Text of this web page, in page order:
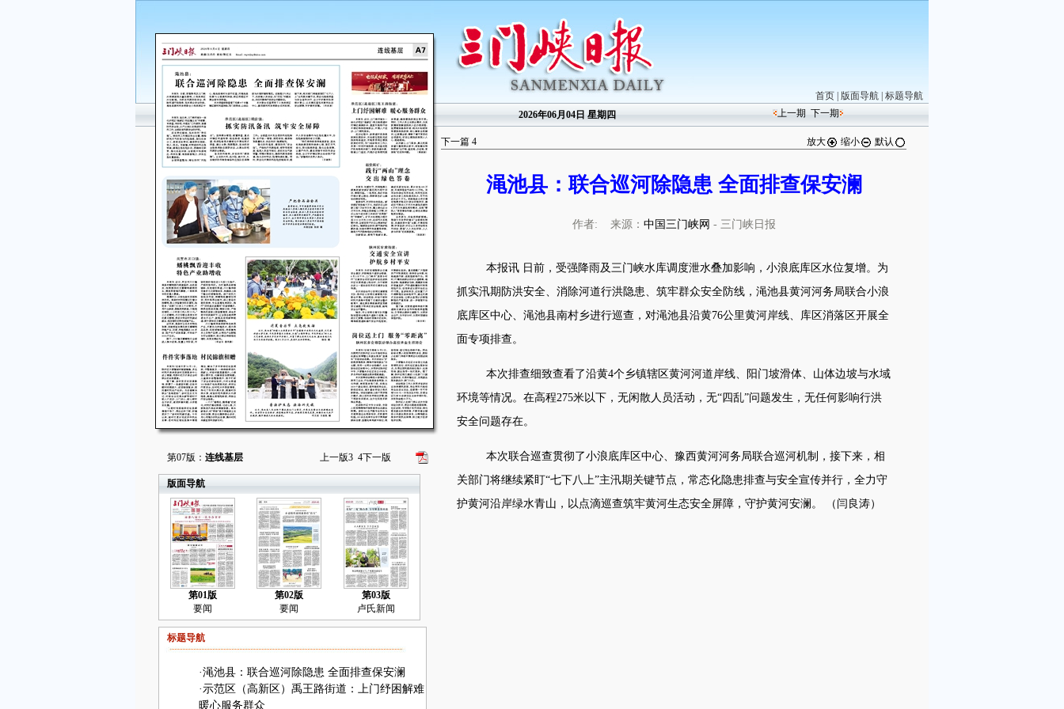
第07版： 连线基层 上一版3 4下一版
版面导航
第01版
要闻
第02版
要闻
第03版
卢氏新闻
标题导航
·渑池县：联合巡河除隐患 全面排查保安澜
·示范区（高新区）禹王路街道：上门纾困解难
暖心服务群众
首页 版面导航 标题导航
2026年06月04日 星期四
上一期 下一期
下一篇 4 放大 缩小 默认
渑池县：联合巡河除隐患 全面排查保安澜
作者: 来源： 中国三门峡网 - 三门峡日报
本报讯 日前，受强降雨及三门峡水库调度泄水叠加影响，小浪底库区水位复增。为
抓实汛期防洪安全、消除河道行洪隐患、筑牢群众安全防线，渑池县黄河河务局联合小浪
底库区中心、渑池县南村乡进行巡查，对渑池县沿黄76公里黄河岸线、库区消落区开展全
面专项排查。
本次排查细致查看了沿黄4个乡镇辖区黄河河道岸线、阳门坡滑体、山体边坡与水域
环境等情况。在高程275米以下，无闲散人员活动，无“四乱”问题发生，无任何影响行洪
安全问题存在。
本次联合巡查贯彻了小浪底库区中心、豫西黄河河务局联合巡河机制，接下来，相
关部门将继续紧盯“七下八上”主汛期关键节点，常态化隐患排查与安全宣传并行，全力守
护黄河沿岸绿水青山，以点滴巡查筑牢黄河生态安全屏障，守护黄河安澜。 （闫良涛）